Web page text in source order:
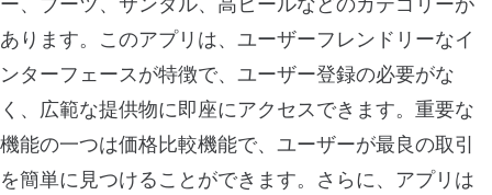
ー、ブーツ、サンダル、高ヒールなどのカテゴリーが
あります。このアプリは、ユーザーフレンドリーなイ
ンターフェースが特徴で、ユーザー登録の必要がな
く、広範な提供物に即座にアクセスできます。重要な
機能の一つは価格比較機能で、ユーザーが最良の取引
を簡単に見つけることができます。さらに、アプリは